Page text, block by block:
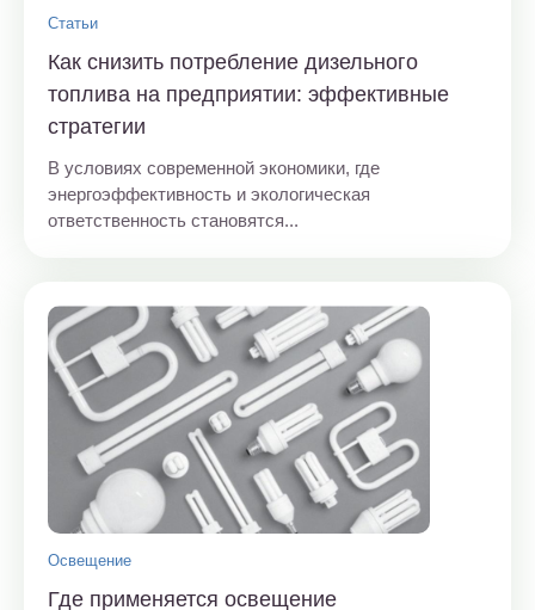
Статьи
Как снизить потребление дизельного
топлива на предприятии: эффективные
стратегии
В условиях современной экономики, где
энергоэффективность и экологическая
ответственность становятся...
Освещение
Где применяется освещение